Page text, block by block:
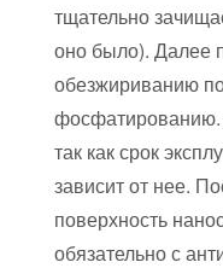
тщательно
оно было). Далее
обезжириванию
фосфатированию.
так как срок
зависит от нее.
поверхность
обязательно с